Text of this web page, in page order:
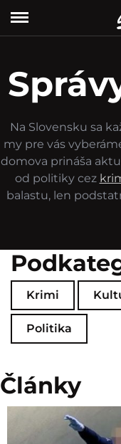
Na Slovensku sa
my pre vás
domova prináša
od politiky cez
balastu, len
Krimi
Politika
Články